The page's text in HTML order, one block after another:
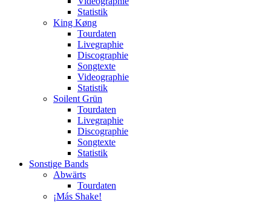
Statistik
King Køng
Tourdaten
Livegraphie
Discographie
Songtexte
Videographie
Statistik
Soilent Grün
Tourdaten
Livegraphie
Discographie
Songtexte
Statistik
Sonstige Bands
Abwärts
Tourdaten
¡Más Shake!